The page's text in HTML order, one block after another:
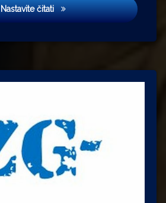
Nastavite čitatiDjeca Domovine